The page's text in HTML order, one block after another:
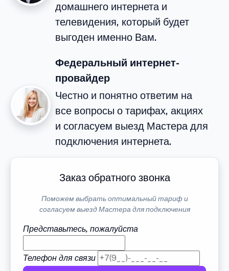
домашнего интернета и
телевидения, который будет
выгоден именно Вам.
Федеральный интернет-
провайдер
Честно и понятно ответим на
все вопросы о тарифах, акциях
и согласуем выезд Мастера для
подключения интернета.
Заказ обратного звонка
Поможем выбрать оптимальный тариф и
согласуем выезд Мастера для подключения
Представьтесь, пожалуйста
Телефон для связи